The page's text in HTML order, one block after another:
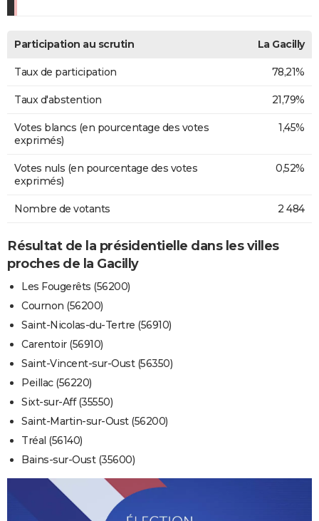
Participation au scrutin La Gacilly
Taux de participation 78,21%
Taux d'abstention 21,79%
Votes blancs (en pourcentage des votes
exprimés)
1,45%
Votes nuls (en pourcentage des votes
exprimés)
0,52%
Nombre de votants 2 484
Résultat de la présidentielle dans les villes
proches de la Gacilly
Les Fougerêts (56200)
Cournon (56200)
Saint-Nicolas-du-Tertre (56910)
Carentoir (56910)
Saint-Vincent-sur-Oust (56350)
Peillac (56220)
Sixt-sur-Aff (35550)
Saint-Martin-sur-Oust (56200)
Tréal (56140)
Bains-sur-Oust (35600)